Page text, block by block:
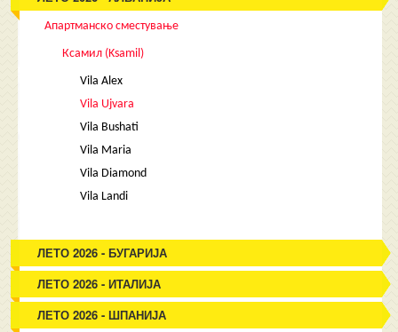
Апартманско сместување
Ксамил (Ksamil)
Vila Alex
Vila Ujvara
Vila Bushati
Vila Maria
Vila Diamond
Vila Landi
ЛЕТО 2026 - БУГАРИЈА
ЛЕТО 2026 - ИТАЛИЈА
ЛЕТО 2026 - ШПАНИЈА